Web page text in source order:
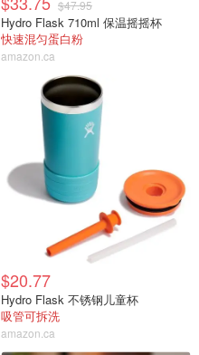
$47.95
Hydro Flask 710ml 保温摇摇杯
快速混匀蛋白粉
amazon.ca
$20.77
Hydro Flask 不锈钢儿童杯
吸管可拆洗
amazon.ca